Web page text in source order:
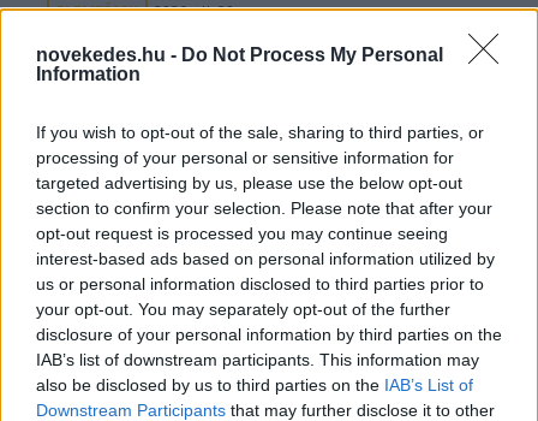
novekedes.hu - Do Not Process My Personal
Information
If you wish to opt-out of the sale, sharing to third parties, or
processing of your personal or sensitive information for
targeted advertising by us, please use the below opt-out
section to confirm your selection. Please note that after your
opt-out request is processed you may continue seeing
interest-based ads based on personal information utilized by
us or personal information disclosed to third parties prior to
your opt-out. You may separately opt-out of the further
disclosure of your personal information by third parties on the
IAB’s list of downstream participants. This information may
also be disclosed by us to third parties on the IAB’s List of
Downstream Participants that may further disclose it to other
ELEMZÉSEK 2026. júl. 20.
Minden idők legjövedelmezőbbje és
legdrágábbja volt az amerikai foci vb -
gyorsmérleg
HÍREK 2026. júl. 20.